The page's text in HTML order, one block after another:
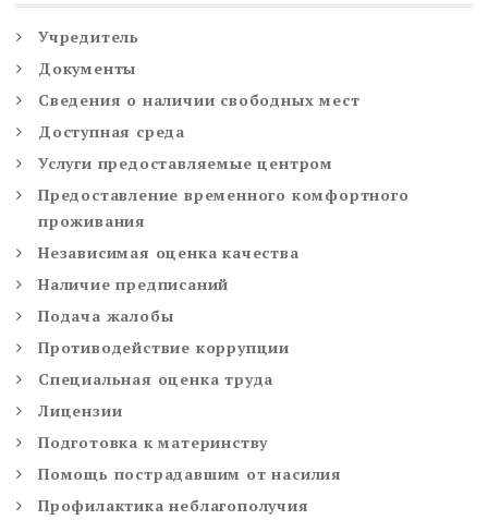
Учредитель
Документы
Сведения о наличии свободных мест
Доступная среда
Услуги предоставляемые центром
Предоставление временного комфортного
проживания
Независимая оценка качества
Наличие предписаний
Подача жалобы
Противодействие коррупции
Специальная оценка труда
Лицензии
Подготовка к материнству
Помощь пострадавшим от насилия
Профилактика неблагополучия